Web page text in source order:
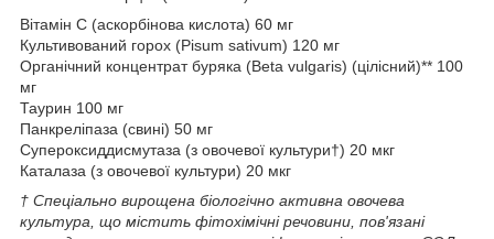
Вітамін С (аскорбінова кислота) 60 мг
Культивований горох (Pisum sativum) 120 мг
Органічний концентрат буряка (Beta vulgaris) (цілісний)** 100
мг
Таурин 100 мг
Панкреліпаза (свині) 50 мг
Супероксиддисмутаза (з овочевої культури†) 20 мкг
Каталаза (з овочевої культури) 20 мкг
† Спеціально вирощена біологічно активна овочева
культура, що містить фітохімічні речовини, пов'язані